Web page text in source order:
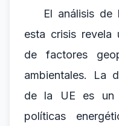
El análisis de
esta crisis revela
de factores
ambientales. La
de la UE es un
políticas